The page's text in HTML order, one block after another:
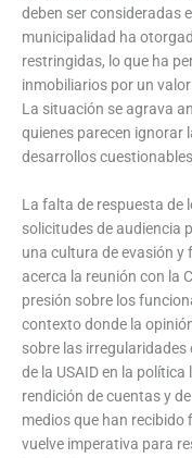
deben ser consideradas
municipalidad ha
restringidas, lo que ha
inmobiliarios por un
La situación se agrava
quienes parecen ignorar
desarrollos
La falta de respuesta de
solicitudes de audiencia
una cultura de evasión y
acerca la reunión con la
presión sobre los
contexto donde la
sobre las irregularidades
de la USAID en la
rendición de cuentas y
medios que han recibido
vuelve imperativa para